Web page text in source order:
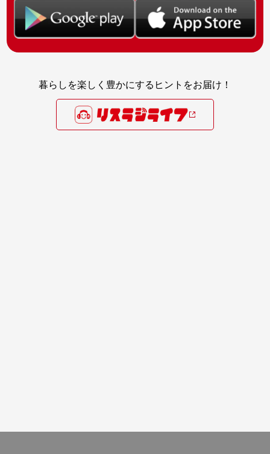
暮らしを楽しく豊かにするヒントをお届け！